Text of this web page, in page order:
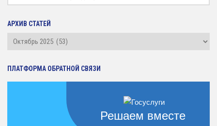
АРХИВ СТАТЕЙ
Архив
ПЛАТФОРМА ОБРАТНОЙ СВЯЗИ
Решаем вместе